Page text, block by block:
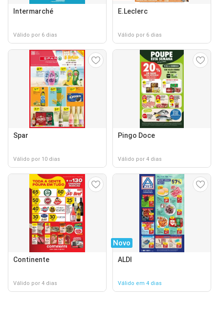
Intermarché
Válido por 6 dias
E.Leclerc
Válido por 6 dias
Spar
Válido por 10 dias
Pingo Doce
Válido por 4 dias
Continente
Válido por 4 dias
Novo
ALDI
Válido em 4 dias